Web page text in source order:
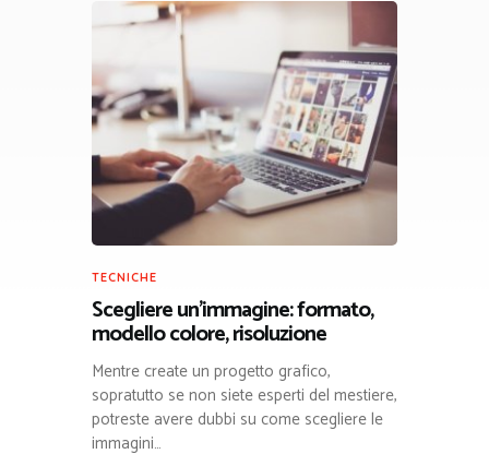
TECNICHE
Scegliere un’immagine: formato,
modello colore, risoluzione
Mentre create un progetto grafico,
sopratutto se non siete esperti del mestiere,
potreste avere dubbi su come scegliere le
immagini…